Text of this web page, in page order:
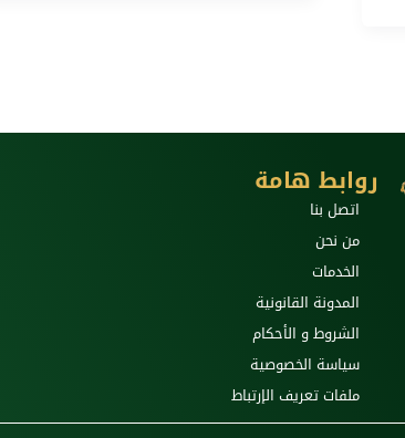
روابط هامة
اتصل بنا
من نحن
الخدمات
المدونة القانونية
الشروط و الأحكام
سياسة الخصوصية
ملفات تعريف الإرتباط